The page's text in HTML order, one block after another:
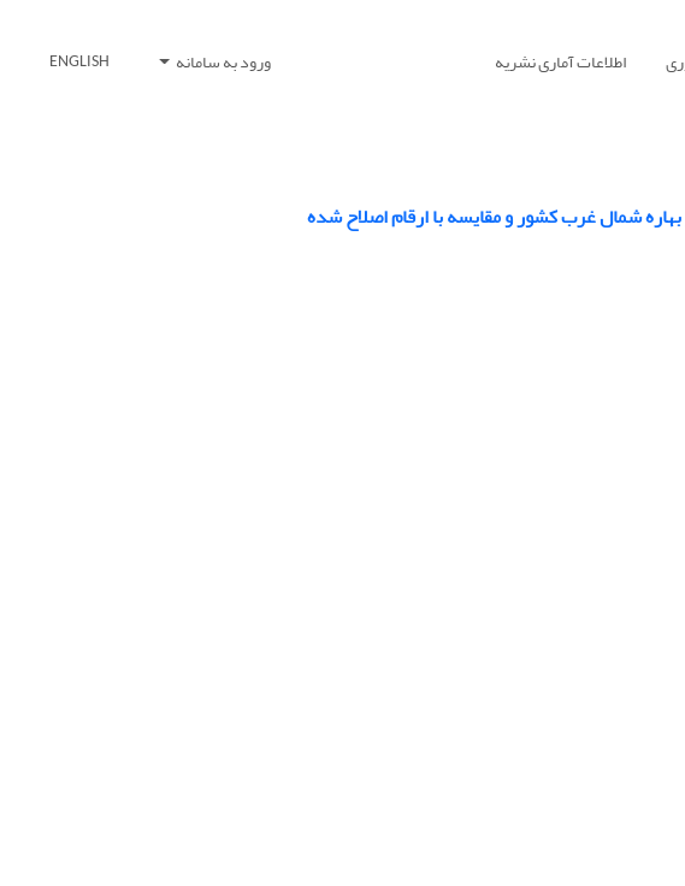
اطلاعات آماری نشریه ورود به سامانه ENGLISH
شمال غرب کشور و مقایسه با ارقام اصلاح شده